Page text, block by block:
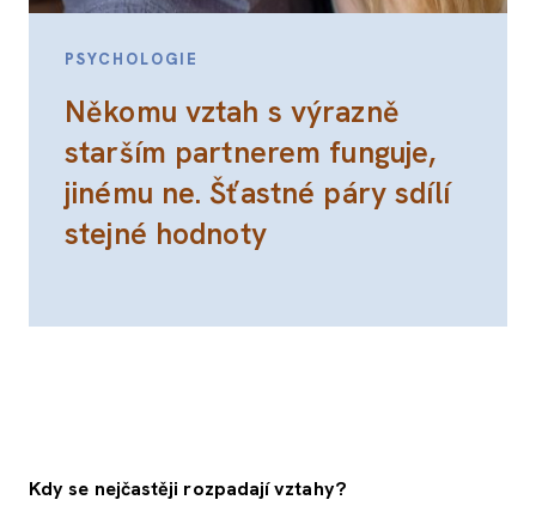
PSYCHOLOGIE
Někomu vztah s výrazně
starším partnerem funguje,
jinému ne. Šťastné páry sdílí
stejné hodnoty
Kdy se nejčastěji rozpadají vztahy?